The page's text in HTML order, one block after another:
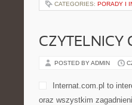
CATEGORIES: PORADY I
CZYTELNICY
POSTED BY ADMIN
Internat.com.pl to
oraz wszystkim